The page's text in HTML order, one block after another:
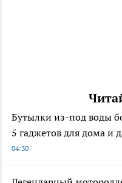
Бутылки из-под воды
5 гаджетов для дома и
04:30